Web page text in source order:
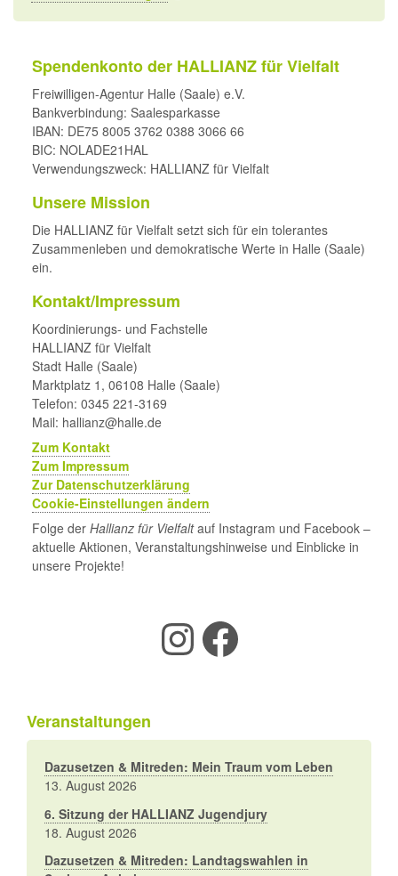
Spendenkonto der HALLIANZ für Vielfalt
Freiwilligen-Agentur Halle (Saale) e.V.
Bankverbindung: Saalesparkasse
IBAN: DE75 8005 3762 0388 3066 66
BIC: NOLADE21HAL
Verwendungszweck: HALLIANZ für Vielfalt
Unsere Mission
Die HALLIANZ für Vielfalt setzt sich für ein tolerantes
Zusammenleben und demokratische Werte in Halle (Saale)
ein.
Kontakt/Impressum
Koordinierungs- und Fachstelle
HALLIANZ für Vielfalt
Stadt Halle (Saale)
Marktplatz 1, 06108 Halle (Saale)
Telefon: 0345 221-3169
Mail: hallianz@halle.de
Zum Kontakt
Zum Impressum
Zur Datenschutzerklärung
Cookie-Einstellungen ändern
Folge der Hallianz für Vielfaltauf Instagram und Facebook –
aktuelle Aktionen, Veranstaltungshinweise und Einblicke in
unsere Projekte!
Instagram
Facebook
Veranstaltungen
Dazusetzen & Mitreden: Mein Traum vom Leben
13. August 2026
6. Sitzung der HALLIANZ Jugendjury
18. August 2026
Dazusetzen & Mitreden: Landtagswahlen in